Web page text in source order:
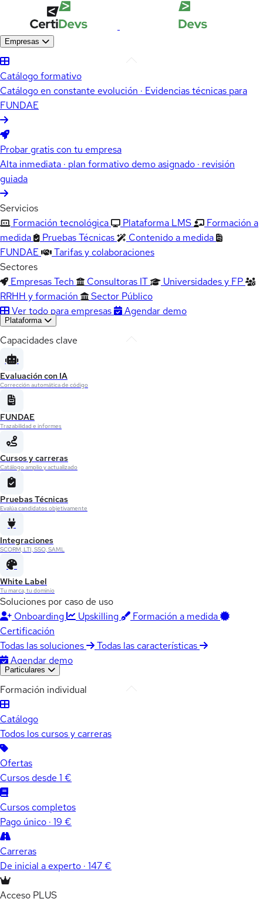
Empresas
Catálogo formativo
Catálogo en constante evolución · Evidencias técnicas para
FUNDAE
Probar gratis con tu empresa
Alta inmediata · plan formativo demo asignado · revisión
guiada
Servicios
Formación tecnológica
Plataforma LMS
Formación a
medida
Pruebas Técnicas
Contenido a medida
FUNDAE
Tarifas y colaboraciones
Sectores
Empresas Tech
Consultoras IT
Universidades y FP
RRHH y formación
Sector Público
Ver todo para empresas
Agendar demo
Plataforma
Capacidades clave
Evaluación con IA
Corrección automática de código
FUNDAE
Trazabilidad e informes
Cursos y carreras
Catálogo amplio y actualizado
Pruebas Técnicas
Evalúa candidatos objetivamente
Integraciones
SCORM, LTI, SSO, SAML
White Label
Tu marca, tu dominio
Soluciones por caso de uso
Onboarding
Upskilling
Formación a medida
Certificación
Todas las soluciones
Todas las características
Agendar demo
Particulares
Formación individual
Catálogo
Todos los cursos y carreras
Ofertas
Cursos desde 1 €
Cursos completos
Pago único · 19 €
Carreras
De inicial a experto · 147 €
Acceso PLUS